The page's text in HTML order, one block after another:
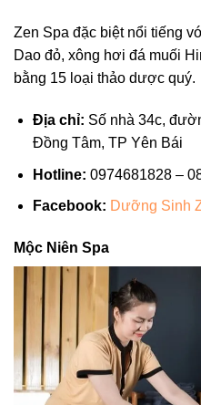
Zen Spa đặc biệt nổi tiếng
Dao đỏ, xông hơi đá muối
bằng 15 loại thảo dược quý.
Địa chỉ: Số nhà 34c,
Đồng Tâm, TP Yên Bái
Hotline: 0974681828 –
Facebook: Dưỡng Sinh
Mộc Niên Spa